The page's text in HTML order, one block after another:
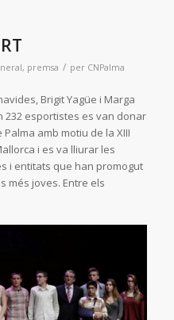
, premsa / per CNPalma
Brigit Yagüe i Marga
232 esportistes es van donar
amb motiu de la XIII
i es va lliurar les
i entitats que han promogut
més joves. Entre els